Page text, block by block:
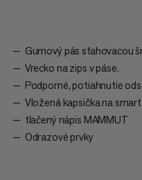
Gumový pás sťahovacou
Vrecko na zips v páse.
Podporné, potiahnutie
Vložená kapsička na
tlačený nápis MAMMUT
Odrazové prvky